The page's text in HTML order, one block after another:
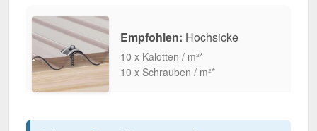
Empfohlen: Hochsicke
10 x Kalotten / m²*
10 x Schrauben / m²*